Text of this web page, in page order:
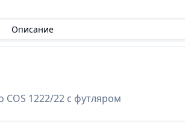
Описание
1222/22 с футляром